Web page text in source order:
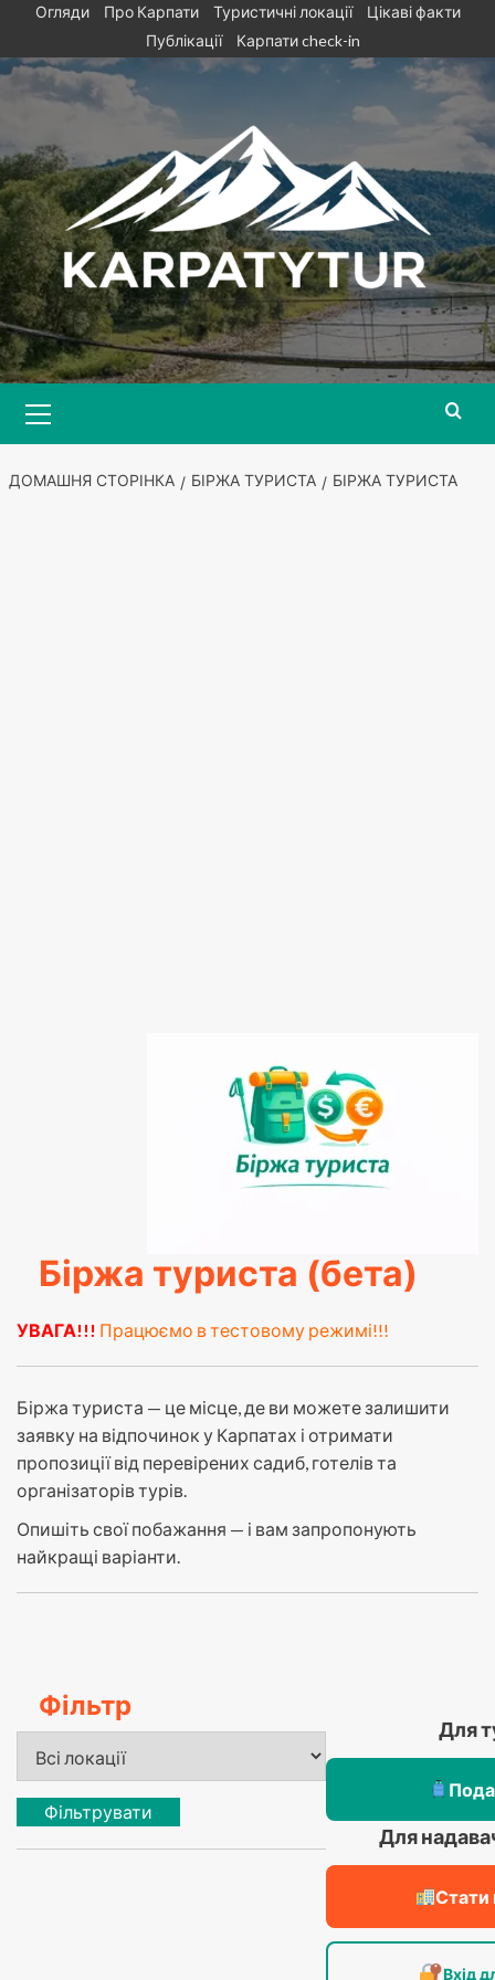
content
Огляди Про Карпати Туристичні локації
Цікаві факти
Публікації
Карпати check-in
Menu
ДОМАШНЯ СТОРІНКА БІРЖА ТУРИСТА БІРЖА ТУРИСТА
Біржа туриста (бета)
УВАГА!!! Працюємо в тестовому режимі!!!
Біржа туриста — це місце, де ви можете залишити
заявку на відпочинок у Карпатах і отримати
пропозиції від перевірених садиб, готелів та
організаторів турів.
Опишіть свої побажання — і вам запропонують
найкращі варіанти.
Фільтр
Фільтрувати
Для
Для
Стати
Вхід